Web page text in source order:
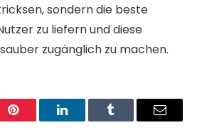
sondern die beste
zu liefern und diese
zugänglich zu machen.
Pinterest LinkedInTumblr Email